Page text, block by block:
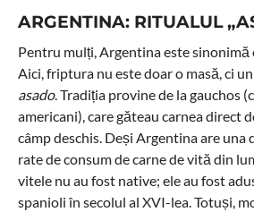
ARGENTINA: RITUALUL
Pentru mulți, Argentina este sinonimă
Aici, friptura nu este doar o masă, ci
asado. Tradiția provine de la gauchos
americani), care găteau carnea direct
câmp deschis. Deși Argentina are una
rate de consum de carne de vită din
vitele nu au fost native; ele au fost
spanioli în secolul al XVI-lea. Totuși,